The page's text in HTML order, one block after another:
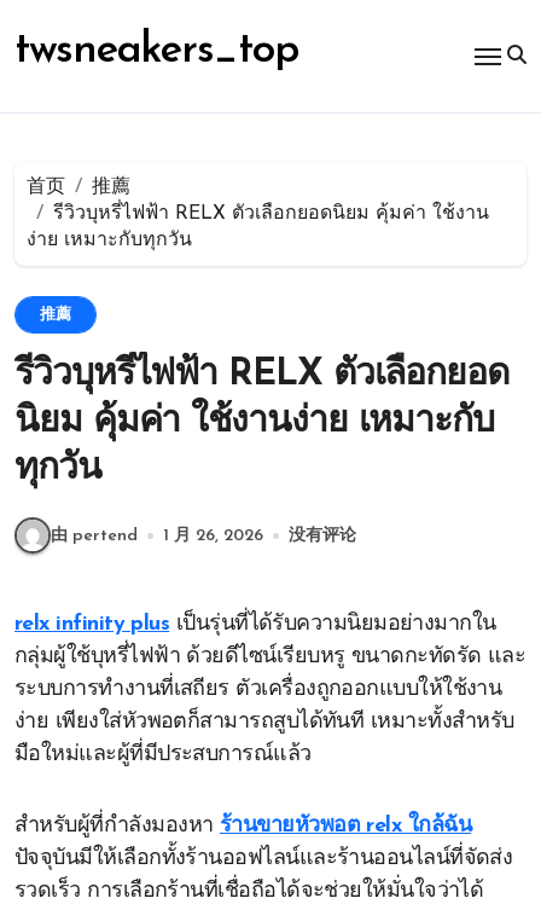
容
twsneakers_top
首页
推薦
รีวิวบุหรี่ไฟฟ้า RELX ตัวเลือกยอดนิยม คุ้มค่า ใช้งาน
ง่าย เหมาะกับทุกวัน
推薦
รีวิวบุหรี่ไฟฟ้า RELX ตัวเลือกยอด
นิยม คุ้มค่า ใช้งานง่าย เหมาะกับ
ทุกวัน
由 pertend 1 月 26, 2026 没有评论
relx infinity plus เป็นรุ่นที่ได้รับความนิยมอย่างมากใน
กลุ่มผู้ใช้บุหรี่ไฟฟ้า ด้วยดีไซน์เรียบหรู ขนาดกะทัดรัด และ
ระบบการทำงานที่เสถียร ตัวเครื่องถูกออกแบบให้ใช้งาน
ง่าย เพียงใส่หัวพอตก็สามารถสูบได้ทันที เหมาะทั้งสำหรับ
มือใหม่และผู้ที่มีประสบการณ์แล้ว
สำหรับผู้ที่กำลังมองหา ร้านขายหัวพอต relx ใกล้ฉัน
ปัจจุบันมีให้เลือกทั้งร้านออฟไลน์และร้านออนไลน์ที่จัดส่ง
รวดเร็ว การเลือกร้านที่เชื่อถือได้จะช่วยให้มั่นใจว่าได้